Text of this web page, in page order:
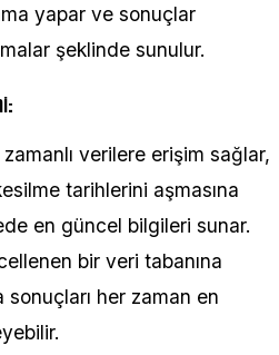
yapar ve sonuçlar
şeklinde sunulur.
verilere erişim sağlar,
tarihlerini aşmasına
en güncel bilgileri sunar.
bir veri tabanına
her zaman en